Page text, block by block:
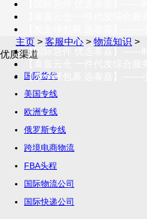
联系我们
【国际急件 优选泰嘉】——
【发全球包裹 选泰嘉】——
主页 >客服中心 >物流知识 >
优质渠道
国际货代
美国专线
欧洲专线
俄罗斯专线
跨境电商物流
FBA头程
国际物流公司
国际快递公司